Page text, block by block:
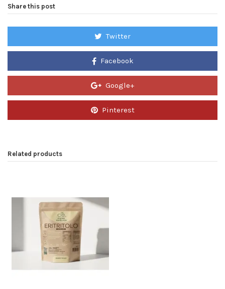
Share this post
Twitter
Facebook
Google+
Pinterest
Related products